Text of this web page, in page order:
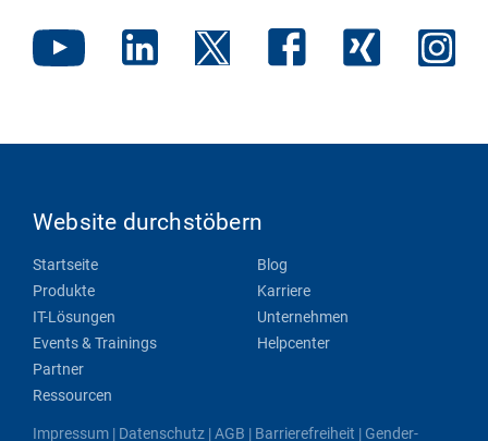
Website durchstöbern
Startseite
Produkte
IT-Lösungen
Events & Trainings
Partner
Ressourcen
Blog
Karriere
Unternehmen
Helpcenter
Impressum | Datenschutz |AGB | Barrierefreiheit | Gender-